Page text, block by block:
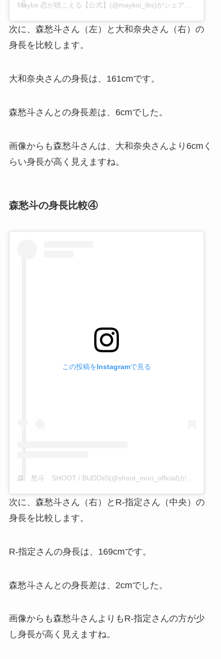
Maybe 恋が聴こえる【公式】(@maykoi_tbs)がシェアした投稿
次に、森愁斗さん（左）と大和奈央さん（右）の
身長を比較します。
大和奈央さんの身長は、161cmです。
森愁斗さんとの身長差は、6cmでした。
画像からも森愁斗さんは、大和奈央さんより6cmく
らい身長が高く見えますね。
森愁斗の身長比較④
この投稿をInstagramで見る
森 愁斗 SHOOT / BUDDiiS(@shoot_mori_official)がシェアした投稿
次に、森愁斗さん（右）とR-指定さん（中央）の
身長を比較します。
R-指定さんの身長は、169cmです。
森愁斗さんとの身長差は、2cmでした。
画像からも森愁斗さんよりもR-指定さんの方が少
し身長が高く見えますね。